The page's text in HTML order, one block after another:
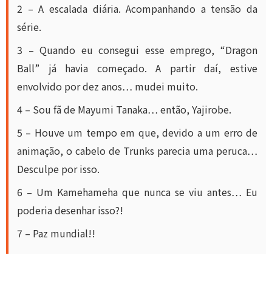
2 – A escalada diária. Acompanhando a tensão da
série.
3 – Quando eu consegui esse emprego, “Dragon
Ball” já havia começado. A partir daí, estive
envolvido por dez anos… mudei muito.
4 – Sou fã de Mayumi Tanaka… então, Yajirobe.
5 – Houve um tempo em que, devido a um erro de
animação, o cabelo de Trunks parecia uma peruca…
Desculpe por isso.
6 – Um Kamehameha que nunca se viu antes… Eu
poderia desenhar isso?!
7 – Paz mundial!!